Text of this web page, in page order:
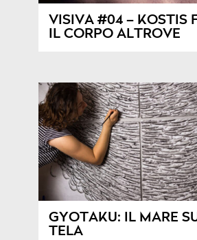
VISIVA #04 – KOSTIS
IL CORPO ALTROVE
GYOTAKU: IL MARE
TELA